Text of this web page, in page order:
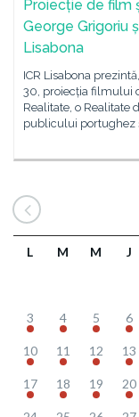
Proiecție de film
George Grigoriu
Lisabona
ICR Lisabona
30, proiecția filmului
Realitate, o Realitate
publicului portughez
L M M J
3 4 5 6
10 11 12 13
17 18 19 20